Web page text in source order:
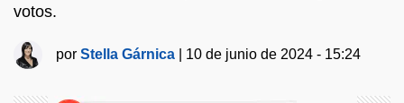
votos.
porStella Gárnica 10 de junio de 2024 - 15:24